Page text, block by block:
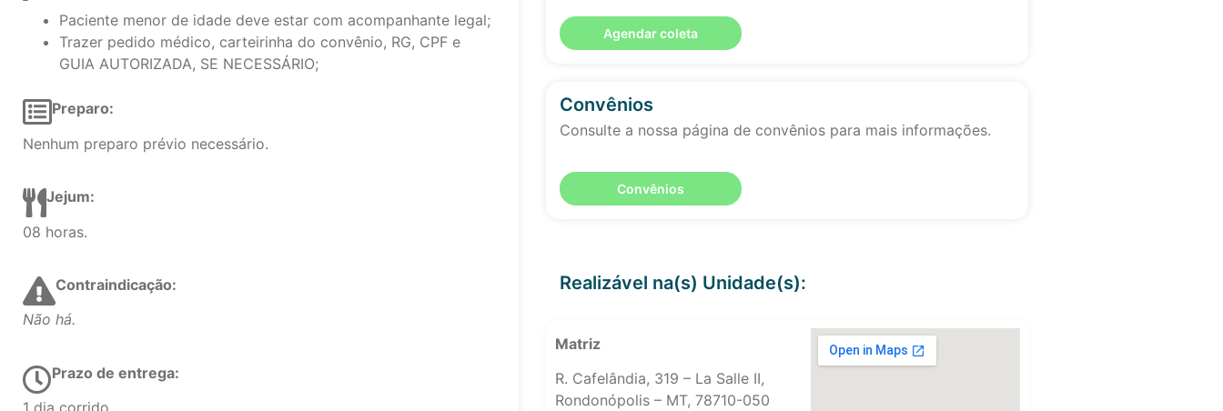
Paciente menor de idade deve estar com acompanhante legal;
Trazer pedido médico, carteirinha do convênio, RG, CPF e
GUIA AUTORIZADA, SE NECESSÁRIO;
Preparo:
Nenhum preparo prévio necessário.
Jejum:
08 horas.
Contraindicação:
Não há.
Prazo de entrega:
Agendar coleta
Convênios
Consulte a nossa página de convênios para mais informações.
Convênios
Realizável na(s) Unidade(s):
Matriz
R. Cafelândia, 319 – La Salle II,
Rondonópolis – MT, 78710-050